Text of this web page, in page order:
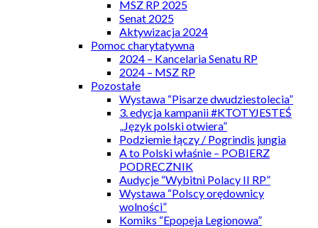
MSZ RP 2025
Senat 2025
Aktywizacja 2024
Pomoc charytatywna
2024 – Kancelaria Senatu RP
2024 – MSZ RP
Pozostałe
Wystawa “Pisarze dwudziestolecia”
3. edycja kampanii #KTOTYJESTEŚ
„Język polski otwiera”
Podziemie łączy / Pogrindis jungia
A to Polski właśnie – POBIERZ
PODRECZNIK
Audycje “Wybitni Polacy II RP”
Wystawa “Polscy orędownicy
wolności”
Komiks “Epopeja Legionowa”